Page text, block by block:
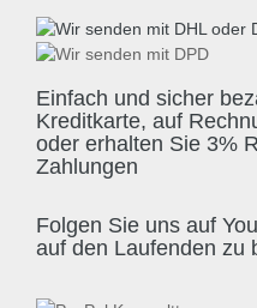
Einfach und sicher
Kreditkarte, auf
oder erhalten Sie 3%
Zahlungen
Folgen Sie uns auf
auf den Laufenden zu